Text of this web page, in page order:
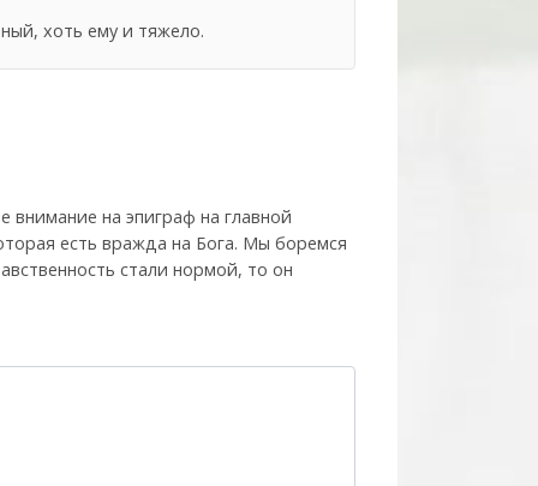
хоть ему и тяжело.
на эпиграф на главной
есть вражда на Бога. Мы боремся
стали нормой, то он